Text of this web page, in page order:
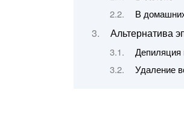
В
Альтернатива
Депиляция
Удаление